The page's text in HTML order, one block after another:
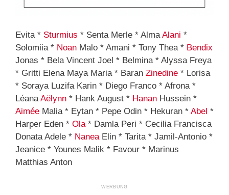
Evita * Sturmius * Senta Merle * AlmaAlani *
Solomiia * Noan Malo * Amani * Tony Thea * Bendix
Jonas * Bela Vincent Joel * Belmina * Alyssa Freya
* Gritti Elena Maya Maria * Baran Zinedine * Lorisa
* Soraya Luzifa Karin * Diego Franco * Afrona *
LéanaAëlynn * Hank August * Hanan Hussein *
Aimée Malia * Eytan * Pepe Odin * Hekuran * Abel *
Harper Eden * Ola* Damla Peri * Cecilia Francisca
Donata Adele * NaneaElin * Tarita * Jamil-Antonio *
Jeanice * Younes Malik * Favour * Marinus
Matthias Anton